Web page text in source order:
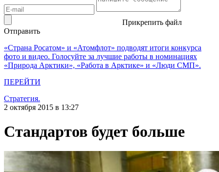
Прикрепить файл
Отправить
«Страна Росатом» и «Атомфлот» подводят итоги конкурса
фото и видео. Голосуйте за лучшие работы в номинациях
«Природа Арктики», «Работа в Арктике» и «Люди СМП».
ПЕРЕЙТИ
Стратегия.
2 октября 2015 в 13:27
Стандартов будет больше